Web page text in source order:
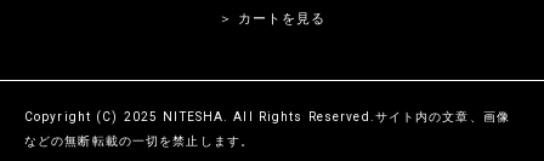
＞ カートを見る
Copyright (C) 2025 NITESHA. All Rights Reserved.サイト内の文章、画像
などの無断転載の一切を禁止します。